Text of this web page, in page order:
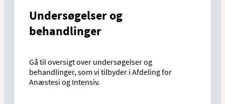
Undersøgelser og
behandlinger
Gå til oversigt over undersøgelser og
behandlinger, som vi tilbyder i Afdeling for
Anæstesi og Intensiv.